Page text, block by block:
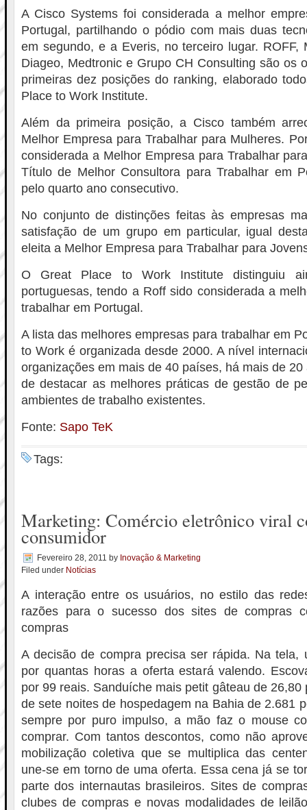
A Cisco Systems foi considerada a melhor
Portugal, partilhando o pódio com mais duas
em segundo, e a Everis, no terceiro lugar. ROFF,
Diageo, Medtronic e Grupo CH Consulting são os
primeiras dez posições do ranking, elaborado
Place to Work Institute.
Além da primeira posição, a Cisco também
Melhor Empresa para Trabalhar para Mulheres.
considerada a Melhor Empresa para Trabalhar
Título de Melhor Consultora para Trabalhar em
pelo quarto ano consecutivo.
No conjunto de distinções feitas às empresas
satisfação de um grupo em particular, igual
eleita a Melhor Empresa para Trabalhar para
O Great Place to Work Institute distinguiu
portuguesas, tendo a Roff sido considerada a
trabalhar em Portugal.
A lista das melhores empresas para trabalhar em
to Work é organizada desde 2000. A nível
organizações em mais de 40 países, há mais de
de destacar as melhores práticas de gestão de
ambientes de trabalho existentes.
Fonte: Sapo TeK
Tags:
Marketing: Comércio eletrônico viral
consumidor
Fevereiro 28, 2011 by Inovação & Marketing
Filed under Notícias
A interação entre os usuários, no estilo das
razões para o sucesso dos sites de compras
compras
A decisão de compra precisa ser rápida. Na tela,
por quantas horas a oferta estará valendo.
por 99 reais. Sanduíche mais petit gâteau de 26,80
de sete noites de hospedagem na Bahia de 2.681
sempre por puro impulso, a mão faz o mouse
comprar. Com tantos descontos, como não
mobilização coletiva que se multiplica das
une-se em torno de uma oferta. Essa cena já se
parte dos internautas brasileiros. Sites de
clubes de compras e novas modalidades de